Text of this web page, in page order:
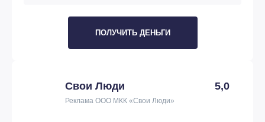
ПОЛУЧИТЬ ДЕНЬГИ
Свои Люди 5,0
Реклама ООО МКК «Свои Люди»